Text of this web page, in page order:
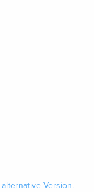
alternative Version.